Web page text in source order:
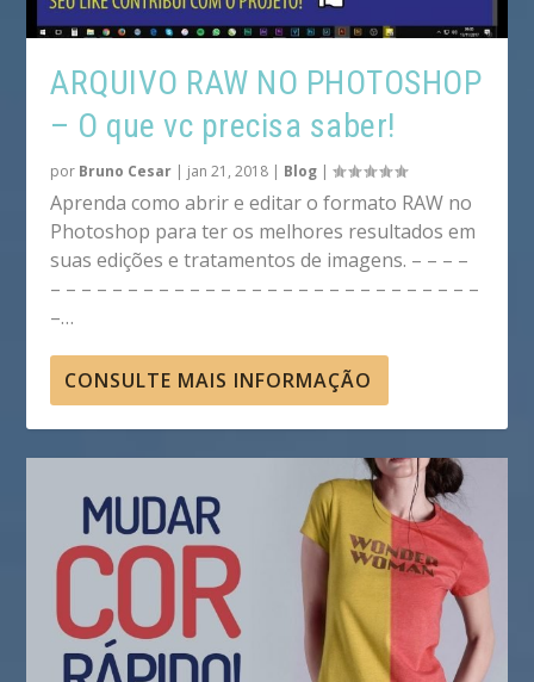
ARQUIVO RAW NO PHOTOSHOP
– O que vc precisa saber!
por Bruno Cesar jan 21, 2018 Blog |
Aprenda como abrir e editar o formato RAW no
Photoshop para ter os melhores resultados em
suas edições e tratamentos de imagens. – – – –
– – – – – – – – – – – – – – – – – – – – – – – – – – – –
–…
CONSULTE MAIS INFORMAÇÃO